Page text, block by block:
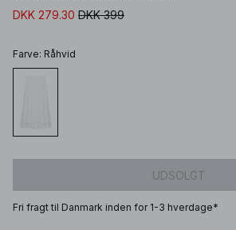
DKK 279.30 DKK 399
Farve: Råhvid
UDSOLGT
Fri fragt til Danmark inden for 1-3 hverdage*